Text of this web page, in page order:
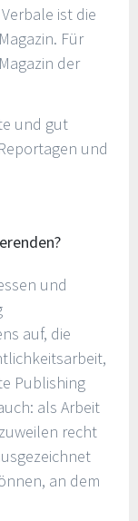
ist die
Für
der
und gut
und
und
auf, die
Publishing
als Arbeit
recht
an dem